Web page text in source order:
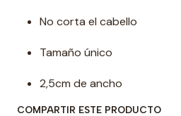
No corta el cabello
Tamaño único
2,5cm de ancho
COMPARTIR ESTE PRODUCTO